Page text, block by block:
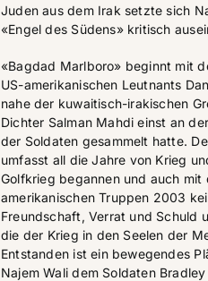
Juden aus dem Irak setzte sich
«Engel des Südens» kritisch
«Bagdad Marlboro» beginnt mit
US-amerikanischen Leutnants
nahe der kuwaitisch-irakischen
Dichter Salman Mahdi einst an
der Soldaten gesammelt hatte.
umfasst all die Jahre von Krieg
Golfkrieg begannen und auch mit
amerikanischen Truppen 2003
Freundschaft, Verrat und Schuld
die der Krieg in den Seelen der
Entstanden ist ein bewegendes
Najem Wali dem Soldaten